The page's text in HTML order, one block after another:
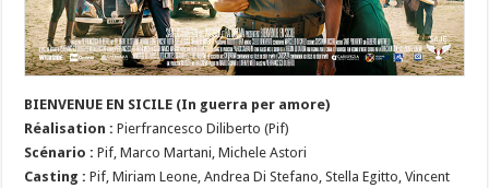
BIENVENUE EN SICILE (In guerra per amore)
Réalisation :Pierfrancesco Diliberto (Pif)
Scénario :Pif, Marco Martani, Michele Astori
Casting :Pif, Miriam Leone, Andrea Di Stefano, Stella Egitto, Vincent